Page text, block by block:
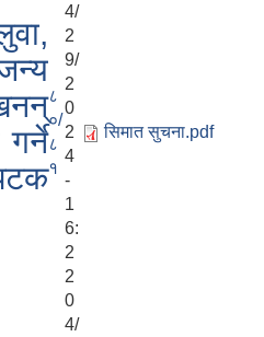
८
०/
८
१
4/
2
9/
2
0
2
4
-
1
6:
2
2
सिमात सुचना.pdf
0
4/